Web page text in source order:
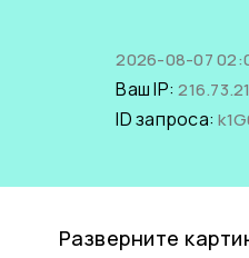
2026-08-07
Ваш IP:
ID запроса:
Разверните